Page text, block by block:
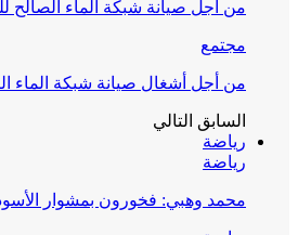
من أجل صيانة شبكة الماء الصالح
مجتمع
من أجل أشغال صيانة شبكة الماء
السابق التالي
رياضة
رياضة
محمد وهبي: فخورون بمشوار